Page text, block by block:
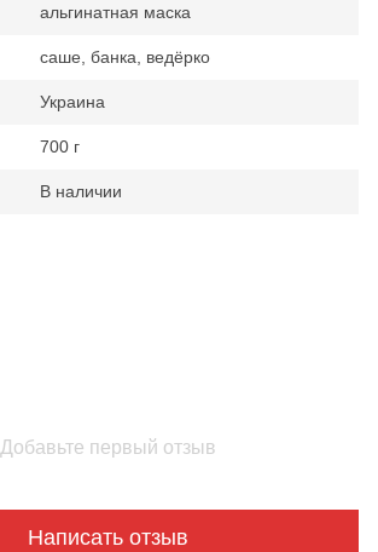
альгинатная маска
саше, банка, ведёрко
Украина
700 г
В наличии
Добавьте первый отзыв
Написать отзыв